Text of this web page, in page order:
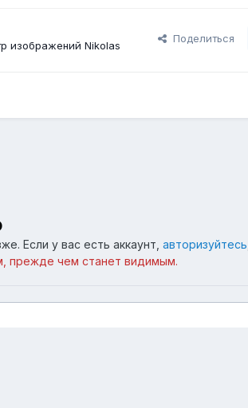
изображений Nikolas
Поделиться
Если у вас есть аккаунт, авторизуйтесь
прежде чем станет видимым.